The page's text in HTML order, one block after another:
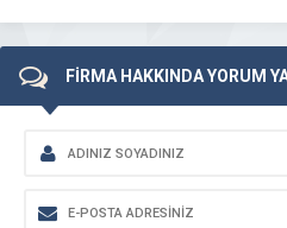
FİRMA HAKKINDA YORUM